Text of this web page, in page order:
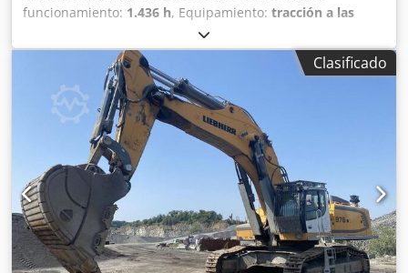
funcionamiento: 1.436 h, Equipamiento: tracción a las
, Ofrecemos una máquina E85 poco común,
no procedente de una empresa de construcción pequeña,
con aire acondicionado. * BRAZO EXTENDIBLE con
PINZA/DEDO Csdpfxjzr Avvo Akcsrf * Pala hidráulica para
excavación, disponible como opción, en stock con un
precio adicional justo. * Procedente de una empresa de
construcción pequeña. * Modelo para el mercado alemán.
* Solo 1350 horas de funcionamiento. * Orugas de goma. *
Revisión general en 2025 en BOBCAT. * Motor diésel de 44
kW, fabricante Yanmar. * Tuberías para herramientas
adicionales. * Sistema de cambio rápido. * Faros
adicionales. * Estado de conservación excelente. ----Somos
un taller especializado en vehículos y maquinaria de
Clasificado